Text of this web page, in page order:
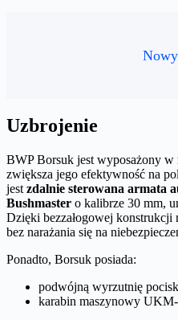
Uzbrojenie
BWP Borsuk jest wyposażony w
zwiększa jego efektywność na
jest zdalnie sterowana armata
Bushmaster o kalibrze 30 mm,
Dzięki bezzałogowej konstrukcji
bez narażania się na
Ponadto, Borsuk posiada:
podwójną wyrzutnię
karabin maszynowy